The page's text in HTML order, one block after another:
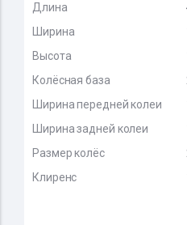
Длина
Ширина
Высота
Колёсная база
Ширина передней колеи
Ширина задней колеи
Размер колёс
Клиренс